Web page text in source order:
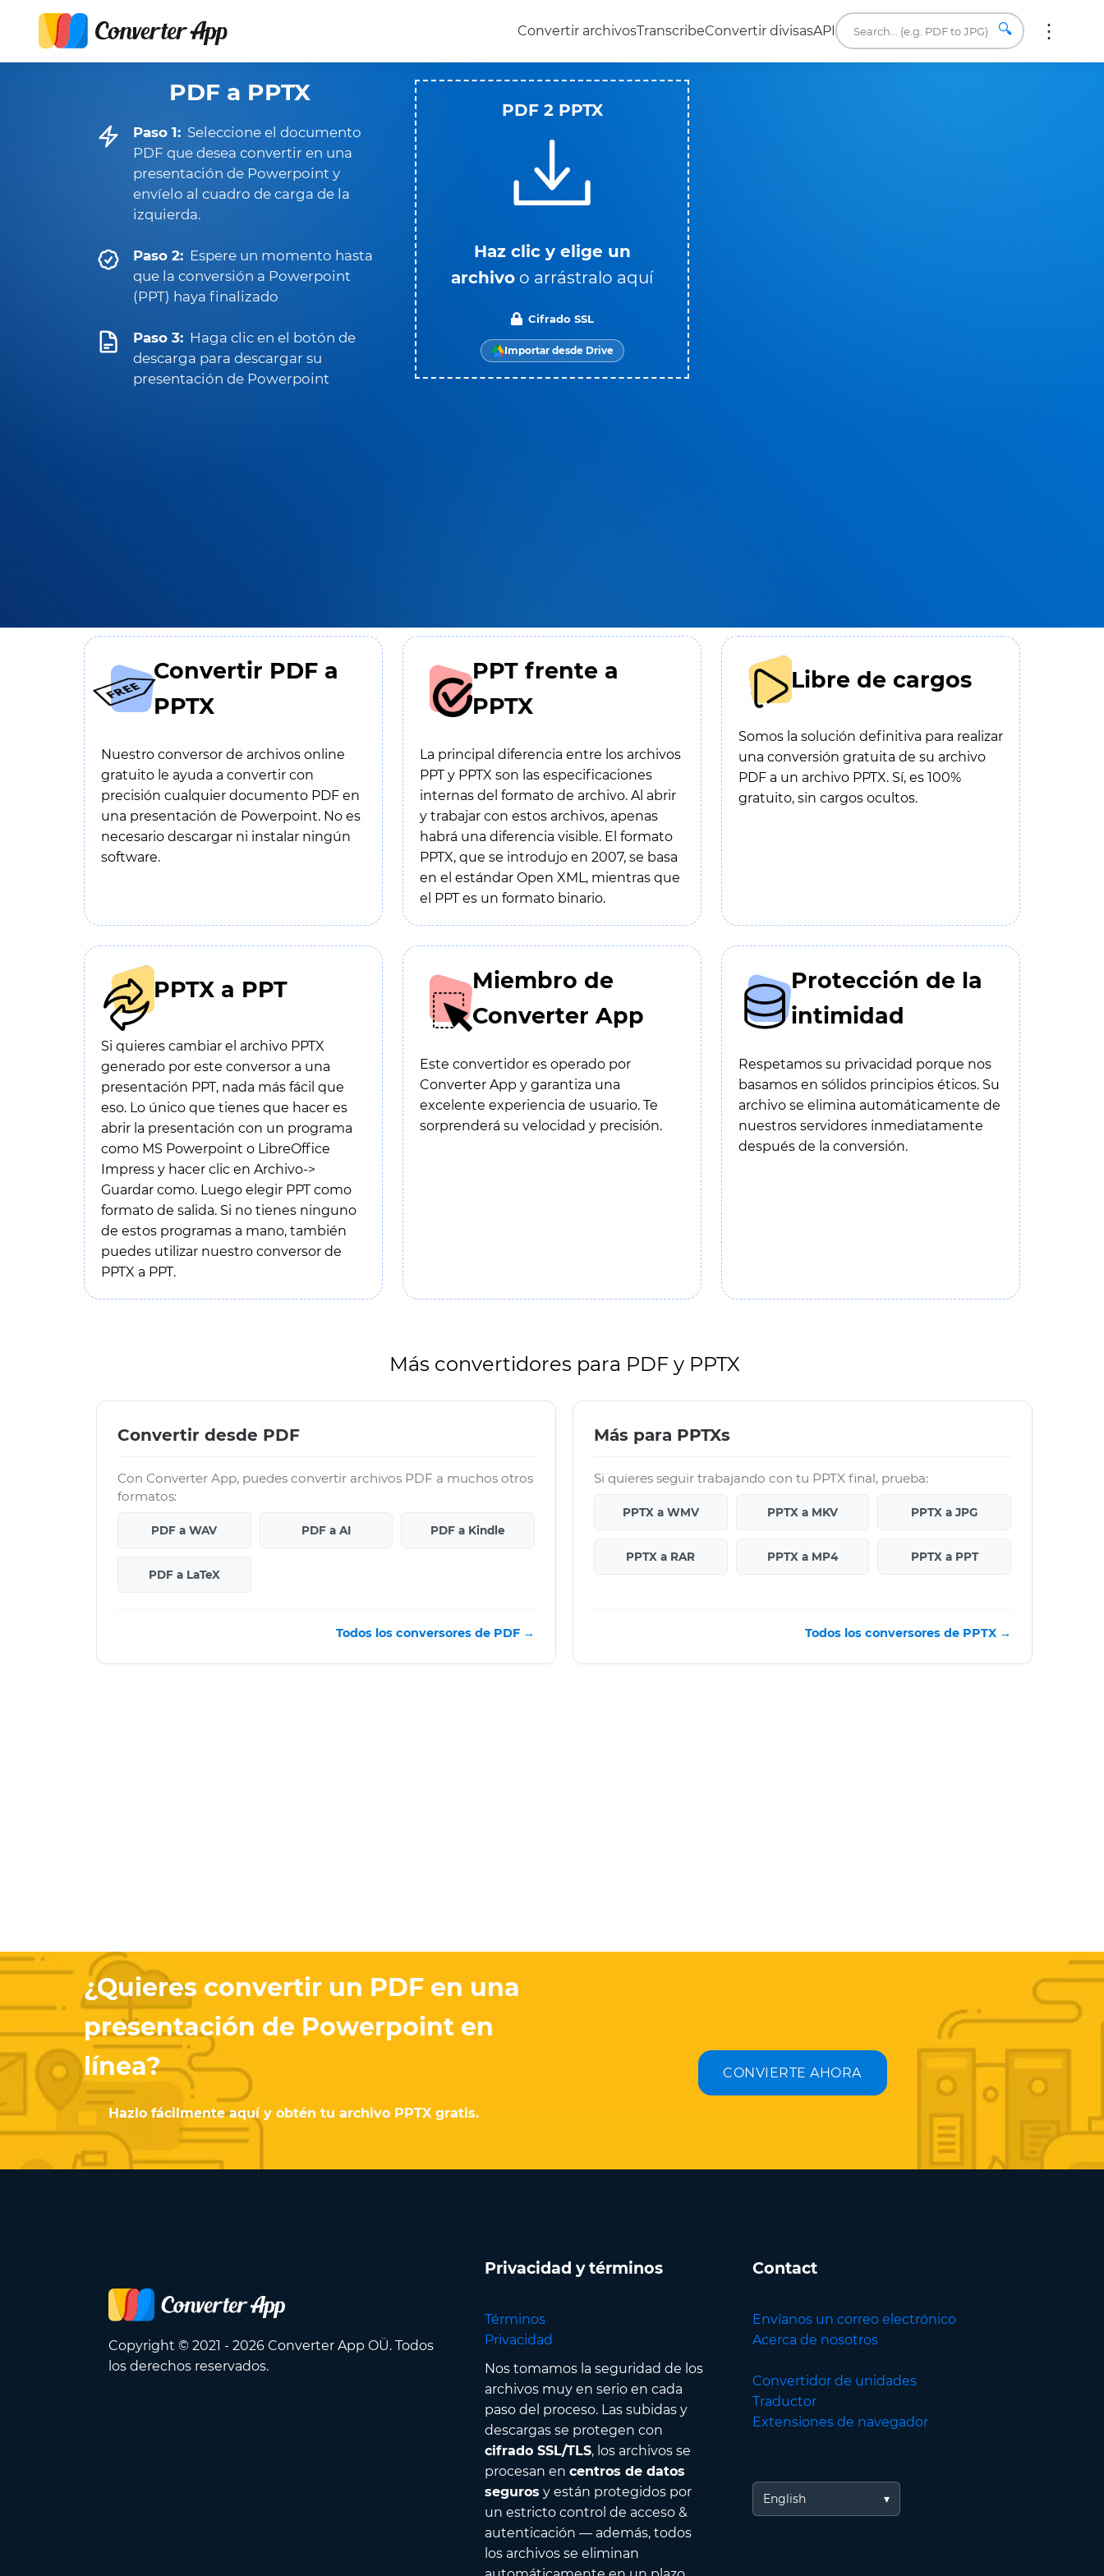
Convertir archivosTranscribeConvertir divisasAPI 🔍
PDF a PPTX
Paso 1: Seleccione el documento
PDF que desea convertir en una
presentación de Powerpoint y
envíelo al cuadro de carga de la
izquierda.
Paso 2: Espere un momento hasta
que la conversión a Powerpoint
(PPT) haya finalizado
Paso 3: Haga clic en el botón de
descarga para descargar su
presentación de Powerpoint
PDF 2 PPTX
Haz clic y elige un
archivo o arrástralo aquí
Cifrado SSL
Importar desde Drive
Convertir PDF a
PPTX
Nuestro conversor de archivos online
gratuito le ayuda a convertir con
precisión cualquier documento PDF en
una presentación de Powerpoint. No es
necesario descargar ni instalar ningún
software.
PPT frente a
PPTX
La principal diferencia entre los archivos
PPT y PPTX son las especificaciones
internas del formato de archivo. Al abrir
y trabajar con estos archivos, apenas
habrá una diferencia visible. El formato
PPTX, que se introdujo en 2007, se basa
en el estándar Open XML, mientras que
el PPT es un formato binario.
Libre de cargos
Somos la solución definitiva para realizar
una conversión gratuita de su archivo
PDF a un archivo PPTX. Sí, es 100%
gratuito, sin cargos ocultos.
PPTX a PPT
Si quieres cambiar el archivo PPTX
generado por este conversor a una
presentación PPT, nada más fácil que
eso. Lo único que tienes que hacer es
abrir la presentación con un programa
como MS Powerpoint o LibreOffice
Impress y hacer clic en Archivo->
Guardar como. Luego elegir PPT como
formato de salida. Si no tienes ninguno
de estos programas a mano, también
puedes utilizar nuestro conversor de
PPTX a PPT.
Miembro de
Converter App
Este convertidor es operado por
Converter App y garantiza una
excelente experiencia de usuario. Te
sorprenderá su velocidad y precisión.
Protección de la
intimidad
Respetamos su privacidad porque nos
basamos en sólidos principios éticos. Su
archivo se elimina automáticamente de
nuestros servidores inmediatamente
después de la conversión.
Más convertidores para PDF y PPTX
Convertir desde PDF
Con Converter App, puedes convertir archivos PDF a muchos otros
formatos:
PDF a WAV PDF a AI PDF a Kindle
PDF a LaTeX
Todos los conversores de PDF →
Más para PPTXs
Si quieres seguir trabajando con tu PPTX final, prueba:
PPTX a WMV PPTX a MKV PPTX a JPG
PPTX a RAR PPTX a MP4 PPTX a PPT
Todos los conversores de PPTX →
¿Quieres convertir un PDF en una
presentación de Powerpoint en
línea?
Hazlo fácilmente aquí y obtén tu archivo PPTX gratis.
CONVIERTE AHORA
Copyright © 2021 - 2026 Converter App OÜ. Todos
los derechos reservados.
Privacidad y términos
Términos
Privacidad
Nos tomamos la seguridad de los
archivos muy en serio en cada
paso del proceso. Las subidas y
descargas se protegen con
cifrado SSL/TLS, los archivos se
procesan en centros de datos
seguros y están protegidos por
un estricto control de acceso &
autenticación — además, todos
los archivos se eliminan
Contact
Envíanos un correo electrónico
Acerca de nosotros
Convertidor de unidades
Traductor
Extensiones de navegador
English